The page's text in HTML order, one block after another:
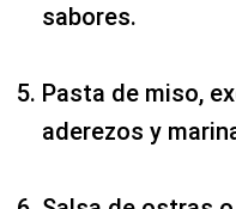
sabores.
Pasta de miso,
aderezos y